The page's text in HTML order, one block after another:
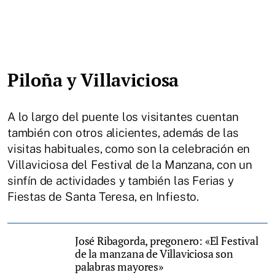
Piloña y Villaviciosa
A lo largo del puente los visitantes cuentan
también con otros alicientes, además de las
visitas habituales, como son la celebración en
Villaviciosa del Festival de la Manzana, con un
sinfín de actividades y también las Ferias y
Fiestas de Santa Teresa, en Infiesto.
José Ribagorda, pregonero: «El Festival
de la manzana de Villaviciosa son
palabras mayores»